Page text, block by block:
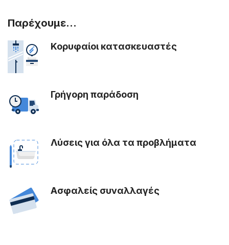
Παρέχουμε...
Κορυφαίοι κατασκευαστές
Γρήγορη παράδοση
Λύσεις για όλα τα προβλήματα
Ασφαλείς συναλλαγές